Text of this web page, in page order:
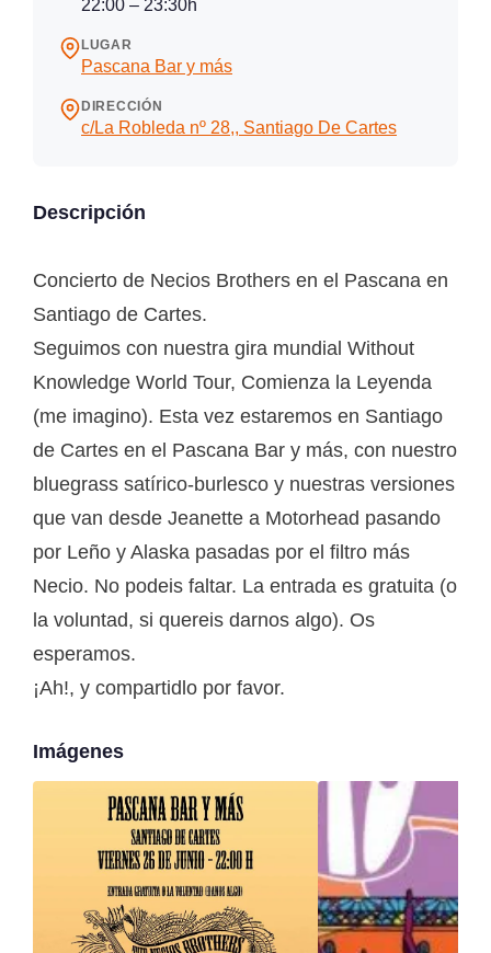
22:00 – 23:30h
LUGAR
Pascana Bar y más
DIRECCIÓN
c/La Robleda nº 28,, Santiago De Cartes
Descripción
Concierto de Necios Brothers en el Pascana en
Santiago de Cartes.
Seguimos con nuestra gira mundial Without
Knowledge World Tour, Comienza la Leyenda
(me imagino). Esta vez estaremos en Santiago
de Cartes en el Pascana Bar y más, con nuestro
bluegrass satírico-burlesco y nuestras versiones
que van desde Jeanette a Motorhead pasando
por Leño y Alaska pasadas por el filtro más
Necio. No podeis faltar. La entrada es gratuita (o
la voluntad, si quereis darnos algo). Os
esperamos.
¡Ah!, y compartidlo por favor.
Imágenes